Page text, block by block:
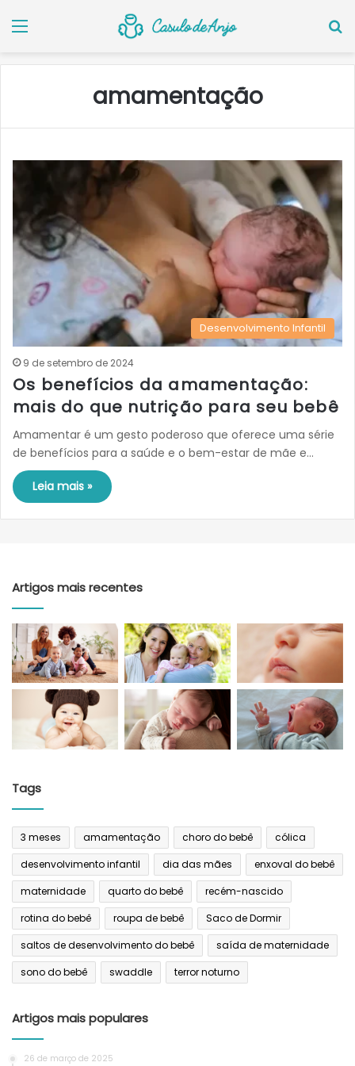
Menu
amamentação
Desenvolvimento Infantil
9 de setembro de 2024
Os benefícios da amamentação:
mais do que nutrição para seu bebê
Amamentar é um gesto poderoso que oferece uma série
de benefícios para a saúde e o bem-estar de mãe e…
Leia mais »
Artigos mais recentes
Tags
3 meses amamentação choro do bebê
cólica
desenvolvimento infantil
dia das mães
enxoval do bebê
maternidade
quarto do bebê
recém-nascido
rotina do bebê
roupa de bebê
Saco de Dormir
saltos de desenvolvimento do bebê
saída de maternidade
sono do bebê
swaddle terror noturno
Artigos mais populares
26 de março de 2025